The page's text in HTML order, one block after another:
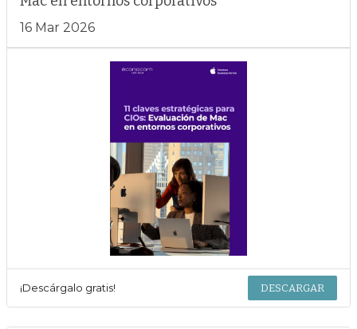
16 Mar 2026
¡Descárgalo gratis! DESCARGAR